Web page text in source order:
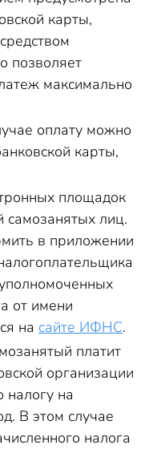
карты,
позволяет
максимально
оплату можно
карты,
площадок
самозанятых лиц.
в приложении
от имени
на сайте ИФНС.
платит
организации
налогу на
В этом случае
налога